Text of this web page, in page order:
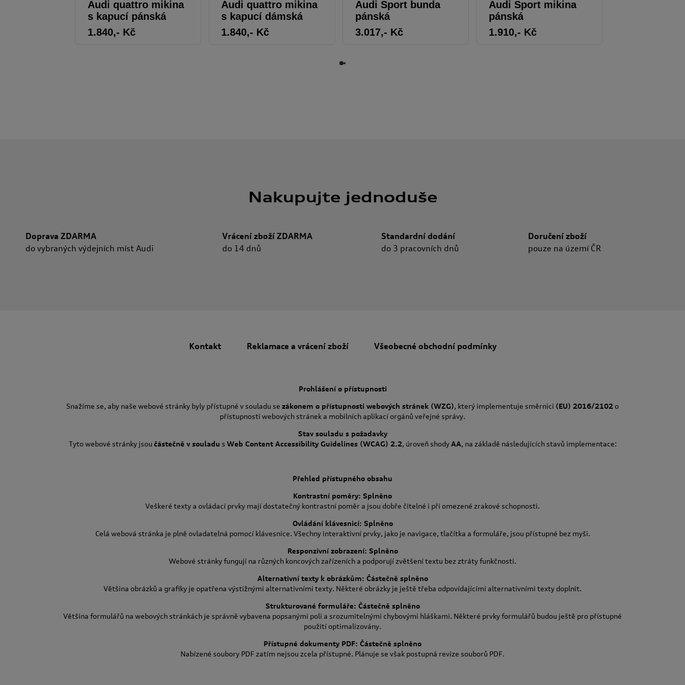
Audi quattro mikina
s kapucí pánská
1.840,- Kč
Audi quattro mikina
s kapucí dámská
1.840,- Kč
Audi Sport bunda
pánská
3.017,- Kč
Audi Sport mikina
pánská
1.910,- Kč
Nakupujte jednoduše
Doprava ZDARMA
do vybraných výdejních míst Audi
Vrácení zboží ZDARMA
do 14 dnů
Standardní dodání
do 3 pracovních dnů
Doručení zboží
pouze na území ČR
Kontakt Reklamace a vrácení zboží Všeobecné obchodní podmínky
Prohlášení o přístupnosti
Snažíme se, aby naše webové stránky byly přístupné v souladu se zákonem o přístupnosti webových stránek (WZG), který implementuje směrnici (EU) 2016/2102o
přístupnosti webových stránek a mobilních aplikací orgánů veřejné správy.
Stav souladu s požadavky
Tyto webové stránky jsou částečně v souladu s Web Content Accessibility Guidelines (WCAG) 2.2, úroveň shodyAA, na základě následujících stavů implementace:
Přehled přístupného obsahu
Kontrastní poměry: Splněno
Veškeré texty a ovládací prvky mají dostatečný kontrastní poměr a jsou dobře čitelné i při omezené zrakové schopnosti.
Ovládání klávesnicí: Splněno
Celá webová stránka je plně ovladatelná pomocí klávesnice. Všechny interaktivní prvky, jako je navigace, tlačítka a formuláře, jsou přístupné bez myši.
Responzivní zobrazení: Splněno
Webové stránky fungují na různých koncových zařízeních a podporují zvětšení textu bez ztráty funkčnosti.
Alternativní texty k obrázkům: Částečně splněno
Většina obrázků a grafiky je opatřena výstižnými alternativními texty. Některé obrázky je ještě třeba odpovídajícími alternativními texty doplnit.
Strukturované formuláře: Částečně splněno
Většina formulářů na webových stránkách je správně vybavena popsanými poli a srozumitelnými chybovými hláškami. Některé prvky formulářů budou ještě pro přístupné
použití optimalizovány.
Přístupné dokumenty PDF: Částečně splněno
Nabízené soubory PDF zatím nejsou zcela přístupné. Plánuje se však postupná revize souborů PDF.